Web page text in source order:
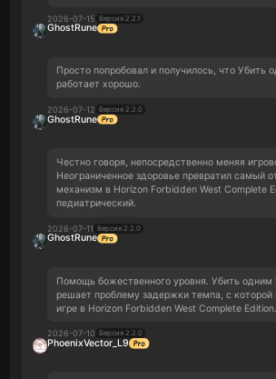
2026-07-15 Версия 2.2.1
GhostRune
Просто попробовал и получилось, что Убить
работает хорошо.
2026-07-12 Версия 2.2.0
GhostRune
Честно говоря, непосредственно меняя
Неограниченное здоровье превратил самый
механизм в Horizon Forbidden West Complete
педиатрический.
2026-07-11 Версия 2.2.0
GhostRune
Помощь божественного уровня. Убить
решает проблему задержки темпа, с которой
игре в Horizon Forbidden West Complete Edition.
2026-07-10 Версия 2.2.0
PhoenixVector_L9